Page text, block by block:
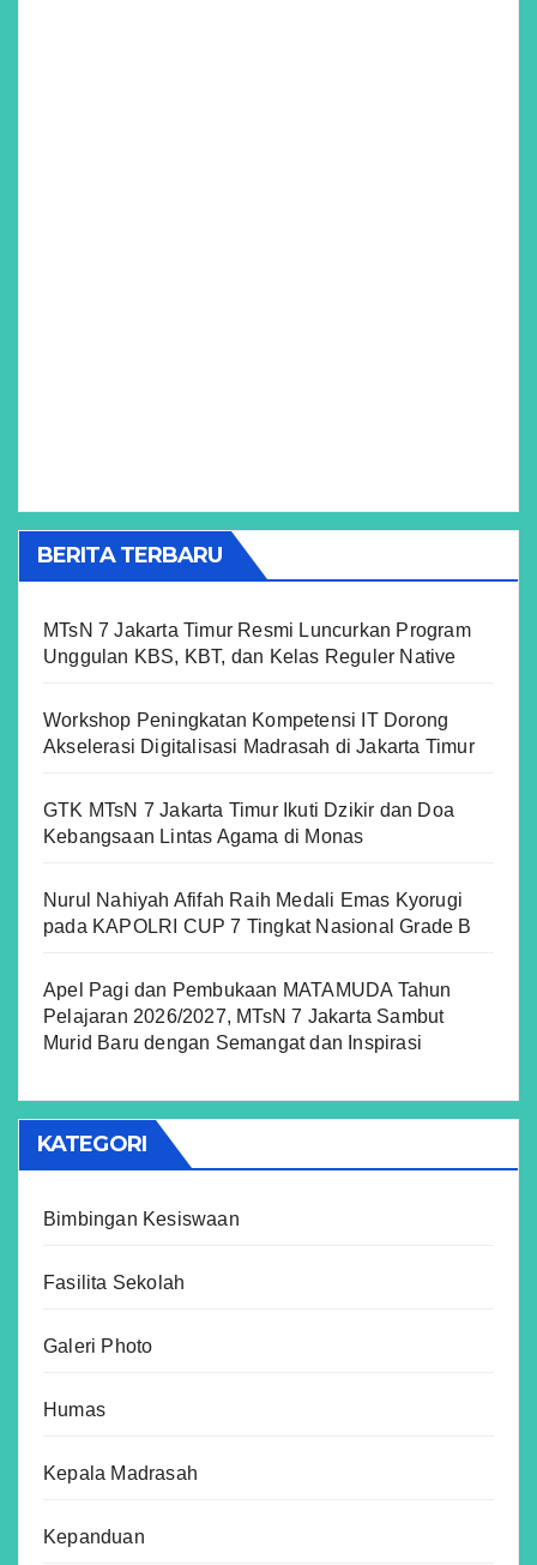
BERITA TERBARU
MTsN 7 Jakarta Timur Resmi Luncurkan Program
Unggulan KBS, KBT, dan Kelas Reguler Native
Workshop Peningkatan Kompetensi IT Dorong
Akselerasi Digitalisasi Madrasah di Jakarta Timur
GTK MTsN 7 Jakarta Timur Ikuti Dzikir dan Doa
Kebangsaan Lintas Agama di Monas
Nurul Nahiyah Afifah Raih Medali Emas Kyorugi
pada KAPOLRI CUP 7 Tingkat Nasional Grade B
Apel Pagi dan Pembukaan MATAMUDA Tahun
Pelajaran 2026/2027, MTsN 7 Jakarta Sambut
Murid Baru dengan Semangat dan Inspirasi
KATEGORI
Bimbingan Kesiswaan
Fasilita Sekolah
Galeri Photo
Humas
Kepala Madrasah
Kepanduan